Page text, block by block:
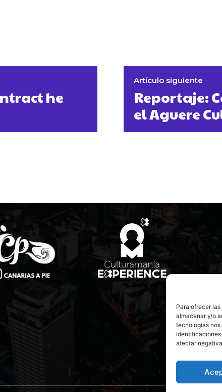
Para ofrecer
almacenar y/o
tecnologías
identificaciones
afectar
he
Artículo siguiente
Reportaje:
el Aguere